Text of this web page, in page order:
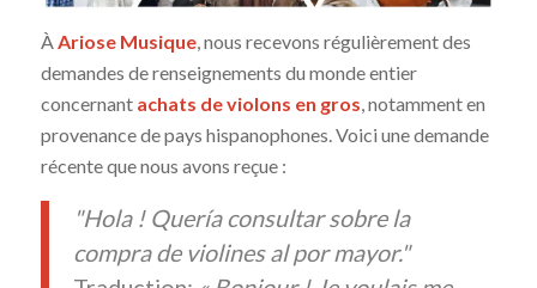
À Ariose Musique, nous recevons régulièrement des
demandes de renseignements du monde entier
concernant achats de violons en gros , notamment en
provenance de pays hispanophones. Voici une demande
récente que nous avons reçue :
"Hola ! Quería consultar sobre la
compra de violines al por mayor."